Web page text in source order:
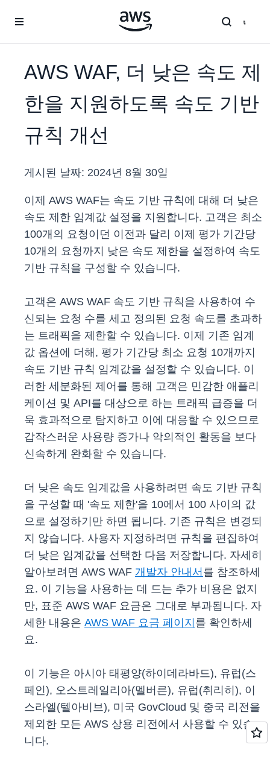
AWS WAF, 더 낮은 속도 제
한을 지원하도록 속도 기반
규칙 개선
게시된 날짜: 2024년 8월 30일
이제 AWS WAF는 속도 기반 규칙에 대해 더 낮은
속도 제한 임계값 설정을 지원합니다. 고객은 최소
100개의 요청이던 이전과 달리 이제 평가 기간당
10개의 요청까지 낮은 속도 제한을 설정하여 속도
기반 규칙을 구성할 수 있습니다.
고객은 AWS WAF 속도 기반 규칙을 사용하여 수
신되는 요청 수를 세고 정의된 요청 속도를 초과하
는 트래픽을 제한할 수 있습니다. 이제 기존 임계
값 옵션에 더해, 평가 기간당 최소 요청 10개까지
속도 기반 규칙 임계값을 설정할 수 있습니다. 이
러한 세분화된 제어를 통해 고객은 민감한 애플리
케이션 및 API를 대상으로 하는 트래픽 급증을 더
욱 효과적으로 탐지하고 이에 대응할 수 있으므로
갑작스러운 사용량 증가나 악의적인 활동을 보다
신속하게 완화할 수 있습니다.
더 낮은 속도 임계값을 사용하려면 속도 기반 규칙
을 구성할 때 '속도 제한'을 10에서 100 사이의 값
으로 설정하기만 하면 됩니다. 기존 규칙은 변경되
지 않습니다. 사용자 지정하려면 규칙을 편집하여
더 낮은 임계값을 선택한 다음 저장합니다. 자세히
알아보려면 AWS WAF 개발자 안내서 를 참조하세
요. 이 기능을 사용하는 데 드는 추가 비용은 없지
만, 표준 AWS WAF 요금은 그대로 부과됩니다. 자
세한 내용은 AWS WAF 요금 페이지 를 확인하세
요.
이 기능은 아시아 태평양(하이데라바드), 유럽(스
페인), 오스트레일리아(멜버른), 유럽(취리히), 이
스라엘(텔아비브), 미국 GovCloud 및 중국 리전을
제외한 모든 AWS 상용 리전에서 사용할 수 있습
니다.